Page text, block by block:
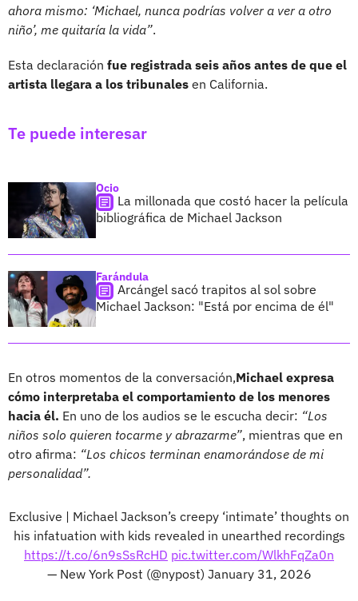
ahora mismo: ‘Michael, nunca podrías volver a ver a otro
niño’, me quitaría la vida”.
Esta declaración fue registrada seis años antes de que el
artista llegara a los tribunales en California.
Te puede interesar
Ocio
La millonada que costó hacer la película
bibliográfica de Michael Jackson
Farándula
Arcángel sacó trapitos al sol sobre
Michael Jackson: "Está por encima de él"
En otros momentos de la conversación,Michael expresa
cómo interpretaba el comportamiento de los menores
hacia él. En uno de los audios se le escucha decir: “Los
niños solo quieren tocarme y abrazarme”, mientras que en
otro afirma: “Los chicos terminan enamorándose de mi
personalidad”.
Exclusive | Michael Jackson’s creepy ‘intimate’ thoughts on
his infatuation with kids revealed in unearthed recordings
https://t.co/6n9sSsRcHD pic.twitter.com/WlkhFqZa0n
— New York Post (@nypost) January 31, 2026